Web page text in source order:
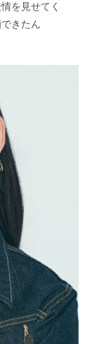
を見せてく
きたん